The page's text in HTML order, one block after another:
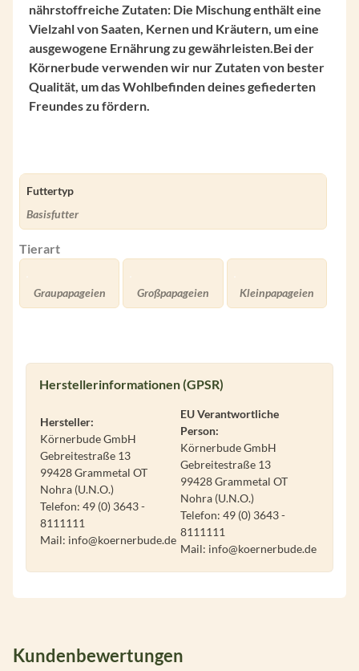
nährstoffreiche Zutaten: Die Mischung enthält eine
Vielzahl von Saaten, Kernen und Kräutern, um eine
ausgewogene Ernährung zu gewährleisten. Bei der
Körnerbude verwenden wir nur Zutaten von bester
Qualität, um das Wohlbefinden deines gefiederten
Freundes zu fördern.
Futtertyp
Basisfutter
Tierart
Graupapageien Großpapageien Kleinpapageien
Herstellerinformationen (GPSR)
Hersteller:
Körnerbude GmbH
Gebreitestraße 13
99428 Grammetal OT
Nohra (U.N.O.)
Telefon: 49 (0) 3643 -
8111111
Mail: info@koernerbude.de
EU Verantwortliche
Person:
Körnerbude GmbH
Gebreitestraße 13
99428 Grammetal OT
Nohra (U.N.O.)
Telefon: 49 (0) 3643 -
8111111
Mail: info@koernerbude.de
Kundenbewertungen